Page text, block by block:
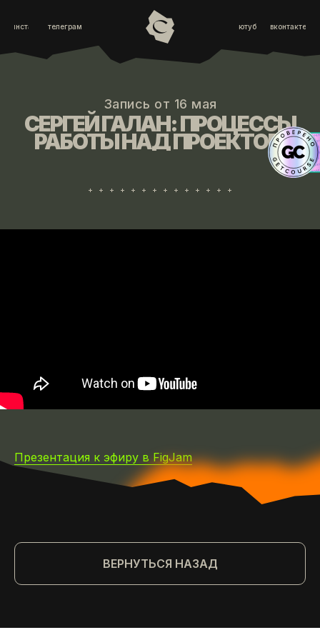
инста телеграм ютуб вконтакте
Запись от 16 мая
СЕРГЕЙ ГАЛАН: ПРОЦЕССЫ
РАБОТЫ НАД ПРОЕКТОМ
Презентация к эфиру в FigJam
ВЕРНУТЬСЯ НАЗАД